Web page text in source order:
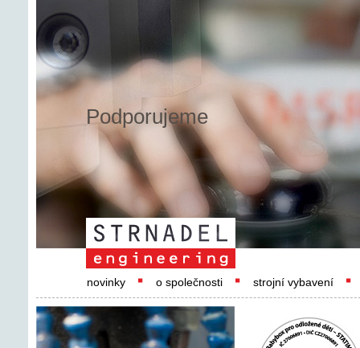
Podporujeme
novinky o společnosti strojní vybavení